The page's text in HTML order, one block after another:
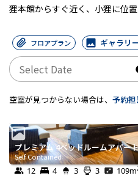
狸本館からすぐ近く、小狸に位置
フロアプラン ギャラリ
空室が見つからない場合は、 予約担
プレミアム 4ベッドルームアパー
Self Contained
12 4 3 3 109m